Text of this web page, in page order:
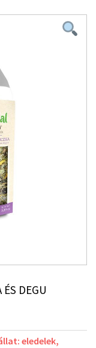
DEGU
eledelek,